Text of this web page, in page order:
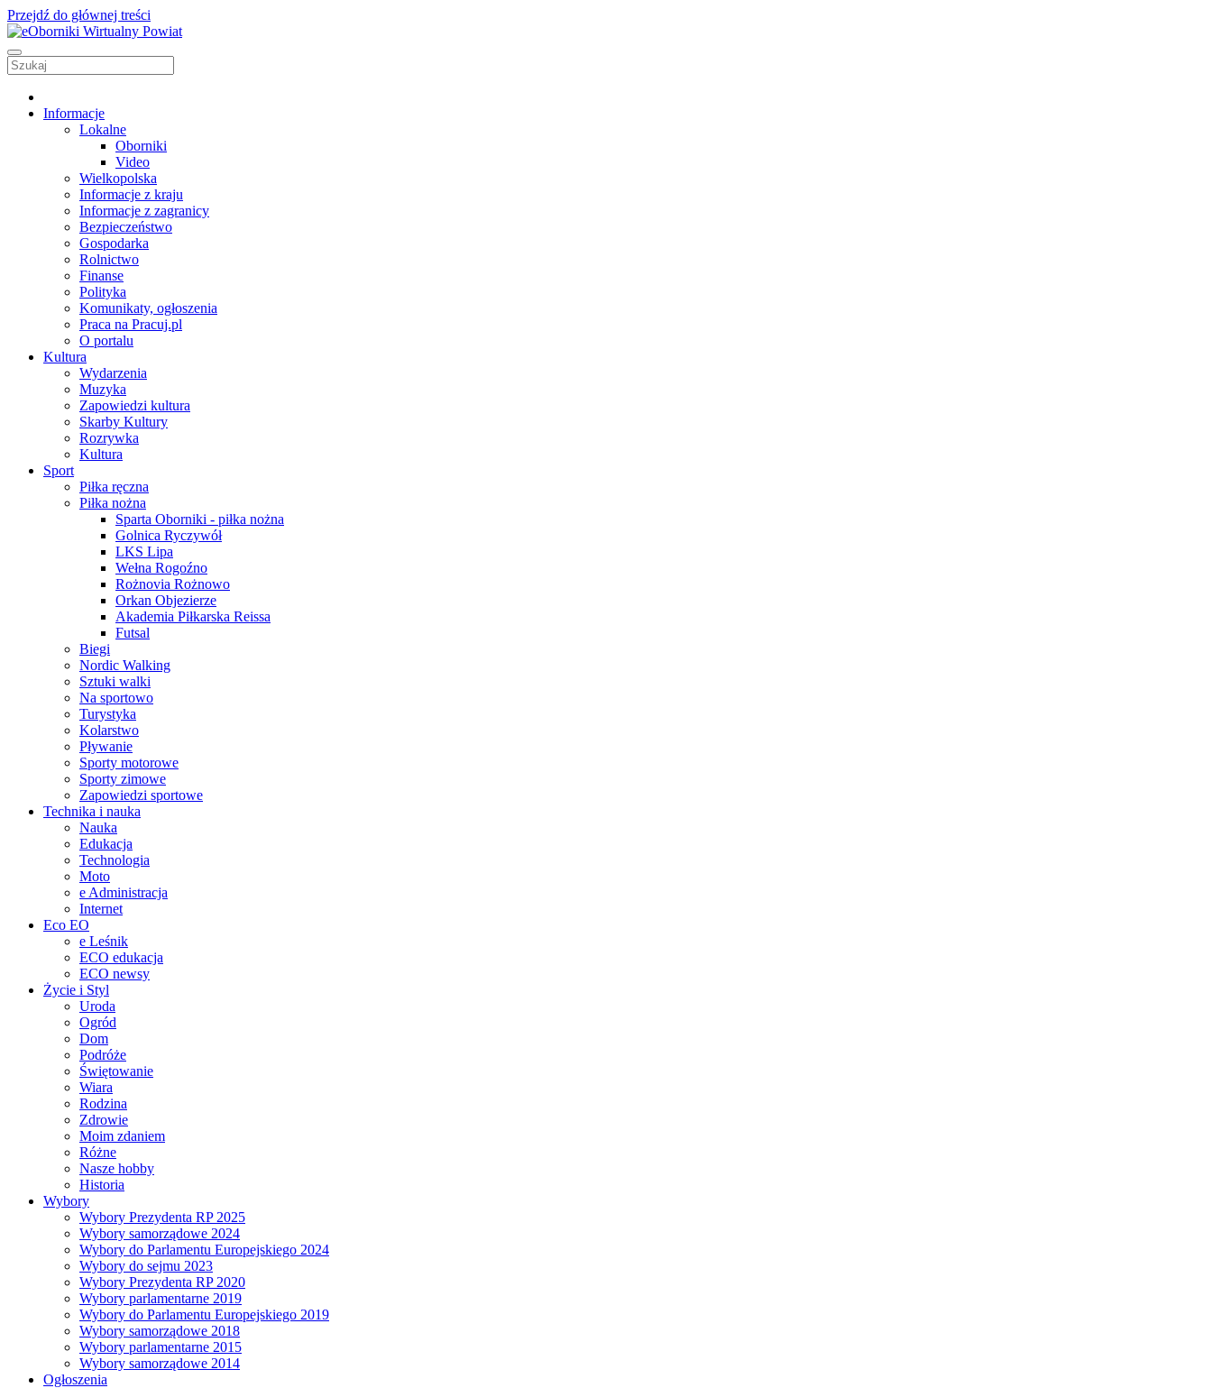
Przejdź do głównej treści
Informacje
Lokalne
Oborniki
Video
Wielkopolska
Informacje z kraju
Informacje z zagranicy
Bezpieczeństwo
Gospodarka
Rolnictwo
Finanse
Polityka
Komunikaty, ogłoszenia
Praca na Pracuj.pl
O portalu
Kultura
Wydarzenia
Muzyka
Zapowiedzi kultura
Skarby Kultury
Rozrywka
Kultura
Sport
Piłka ręczna
Piłka nożna
Sparta Oborniki - piłka nożna
Golnica Ryczywół
LKS Lipa
Wełna Rogoźno
Rożnovia Rożnowo
Orkan Objezierze
Akademia Piłkarska Reissa
Futsal
Biegi
Nordic Walking
Sztuki walki
Na sportowo
Turystyka
Kolarstwo
Pływanie
Sporty motorowe
Sporty zimowe
Zapowiedzi sportowe
Technika i nauka
Nauka
Edukacja
Technologia
Moto
e Administracja
Internet
Eco EO
e Leśnik
ECO edukacja
ECO newsy
Życie i Styl
Uroda
Ogród
Dom
Podróże
Świętowanie
Wiara
Rodzina
Zdrowie
Moim zdaniem
Różne
Nasze hobby
Historia
Wybory
Wybory Prezydenta RP 2025
Wybory samorządowe 2024
Wybory do Parlamentu Europejskiego 2024
Wybory do sejmu 2023
Wybory Prezydenta RP 2020
Wybory parlamentarne 2019
Wybory do Parlamentu Europejskiego 2019
Wybory samorządowe 2018
Wybory parlamentarne 2015
Wybory samorządowe 2014
Ogłoszenia